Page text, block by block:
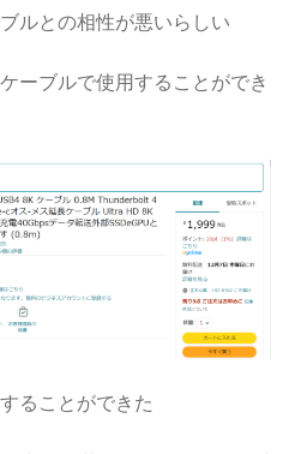
ルとの相性が悪いらしい
ーブルで使用することができ
ることができた